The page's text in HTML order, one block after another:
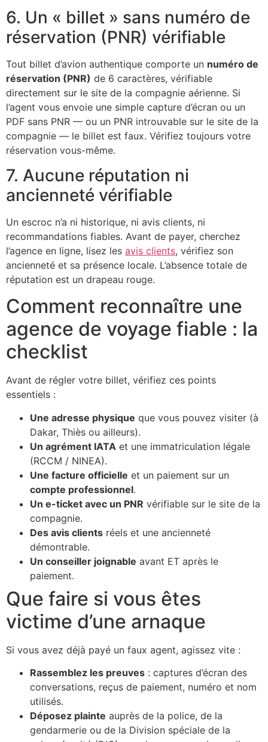
6. Un « billet » sans numéro de
réservation (PNR) vérifiable
Tout billet d’avion authentique comporte un numéro de
réservation (PNR) de 6 caractères, vérifiable
directement sur le site de la compagnie aérienne. Si
l’agent vous envoie une simple capture d’écran ou un
PDF sans PNR — ou un PNR introuvable sur le site de la
compagnie — le billet est faux. Vérifiez toujours votre
réservation vous-même.
7. Aucune réputation ni
ancienneté vérifiable
Un escroc n’a ni historique, ni avis clients, ni
recommandations fiables. Avant de payer, cherchez
l’agence en ligne, lisez les avis clients, vérifiez son
ancienneté et sa présence locale. L’absence totale de
réputation est un drapeau rouge.
Comment reconnaître une
agence de voyage fiable : la
checklist
Avant de régler votre billet, vérifiez ces points
essentiels :
Une adresse physique que vous pouvez visiter (à
Dakar, Thiès ou ailleurs).
Un agrément IATA et une immatriculation légale
(RCCM / NINEA).
Une facture officielle et un paiement sur un
compte professionnel.
Un e-ticket avec un PNR vérifiable sur le site de la
compagnie.
Des avis clients réels et une ancienneté
démontrable.
Un conseiller joignable avant ET après le
paiement.
Que faire si vous êtes
victime d’une arnaque
Si vous avez déjà payé un faux agent, agissez vite :
Rassemblez les preuves : captures d’écran des
conversations, reçus de paiement, numéro et nom
utilisés.
Déposez plainte auprès de la police, de la
gendarmerie ou de la Division spéciale de la